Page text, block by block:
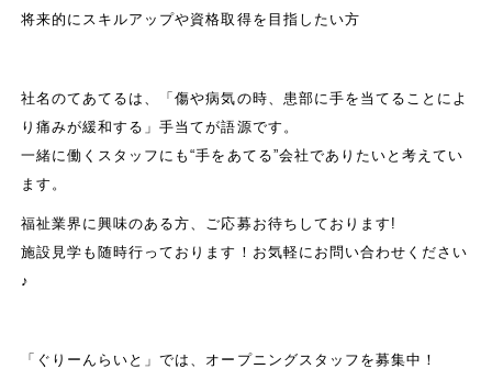
将来的にスキルアップや資格取得を目指したい方
社名のてあてるは、「傷や病気の時、患部に手を当てることによ
り痛みが緩和する」手当てが語源です。
一緒に働くスタッフにも“手をあてる”会社でありたいと考えてい
ます。
福祉業界に興味のある方、ご応募お待ちしております!
施設見学も随時行っております！お気軽にお問い合わせください
♪
「ぐりーんらいと」では、オープニングスタッフを募集中！